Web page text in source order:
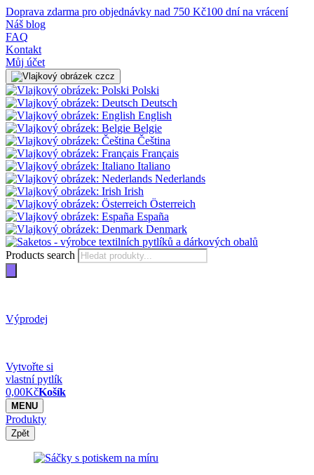
Doprava zdarma pro objednávky nad 750 Kč100 dní na vrácení
Náš blog
FAQ
Kontakt
Můj účet
cz
Polski
Deutsch
English
Belgie
Čeština
Français
Italiano
Nederlands
Irish
Österreich
España
Denmark
Products search
Výprodej
Vytvořte si
vlastní pytlík
0,00KčKošík
MENU
Produkty
Zpět